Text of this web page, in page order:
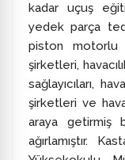
kadar uçuş
yedek parça
piston motorlu
şirketleri,
sağlayıcıları,
şirketleri ve
araya getirmiş
ağırlamıştır.